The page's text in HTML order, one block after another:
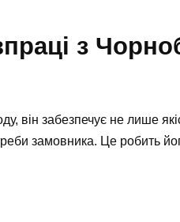
з
він забезпечує не лише
замовника. Це робить